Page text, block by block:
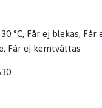
°C, Får ej blekas,
Får ej kemtvättas